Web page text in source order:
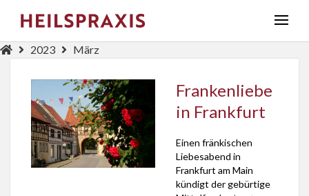
2023 März
Frankenliebe
in Frankfurt
Einen fränkischen
Liebesabend in
Frankfurt am Main
kündigt der gebürtige